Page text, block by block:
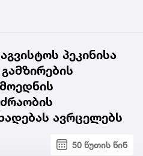
პეკინისა
ავრცელებს
50 წუთის წინ